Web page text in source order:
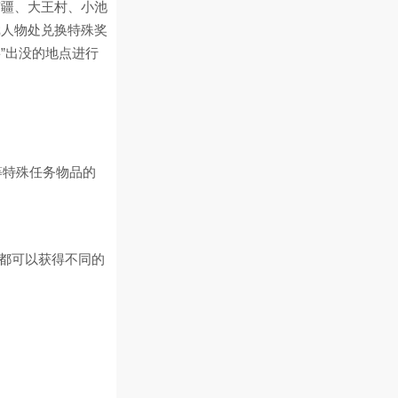
、大王村、小池
物处兑换特殊奖
出没的地点进行
特殊任务物品的
可以获得不同的